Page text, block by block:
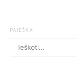
PAIEŠKA